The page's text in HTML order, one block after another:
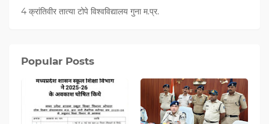
4 क्रांतिवीर तात्या टोपे विश्वविद्यालय गुना म.प्र.
Popular Posts